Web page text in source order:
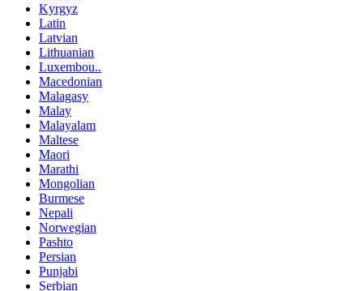
Kyrgyz
Latin
Latvian
Lithuanian
Luxembou..
Macedonian
Malagasy
Malay
Malayalam
Maltese
Maori
Marathi
Mongolian
Burmese
Nepali
Norwegian
Pashto
Persian
Punjabi
Serbian